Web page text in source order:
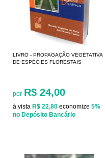
LIVRO - PROPAGAÇÃO VEGETATIVA
DE ESPÉCIES FLORESTAIS
por R$ 24,00
à vista R$ 22,80 economize 5%
no Depósito Bancário